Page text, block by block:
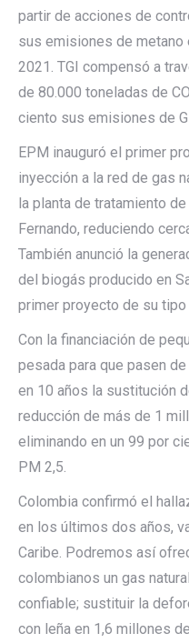
partir de acciones de
sus emisiones de metano
2021. TGI compensó a
de 80.000 toneladas de
ciento sus emisiones de
EPM inauguró el primer
inyección a la red de gas
la planta de tratamiento
Fernando, reduciendo
También anunció la
del biogás producido en
primer proyecto de su tipo
Con la financiación de
pesada para que pasen
en 10 años la sustitución
reducción de más de 1
eliminando en un 99 por
PM 2,5.
Colombia confirmó el
en los últimos dos años,
Caribe. Podremos así
colombianos un gas
confiable; sustituir la
con leña en 1,6 millones